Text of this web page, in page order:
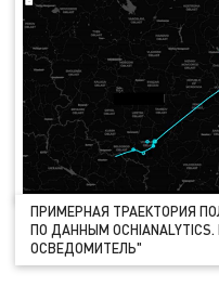
ПРИМЕРНАЯ ТРАЕКТОРИЯ
ПО ДАННЫМ
ОСВЕДОМИТЕЛЬ"